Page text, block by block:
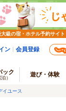
級の宿・ホテル予約サイト
ン 会員登録
ック
） 遊び・体験
イユース